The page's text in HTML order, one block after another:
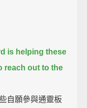
is helping these
reach out to the
自願參與通靈板